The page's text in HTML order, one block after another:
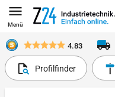
Menü
4.83
Profilfinder